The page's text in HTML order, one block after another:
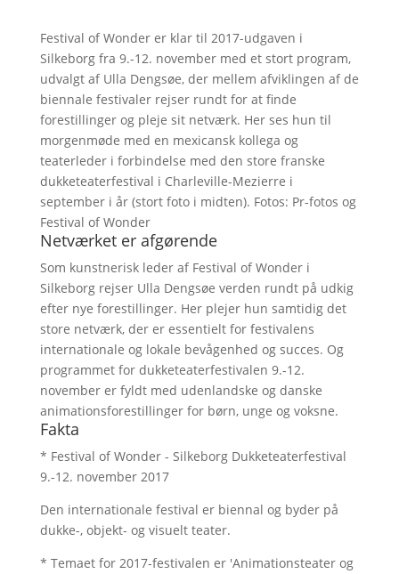
Festival of Wonder er klar til 2017-udgaven i
Silkeborg fra 9.-12. november med et stort program,
udvalgt af Ulla Dengsøe, der mellem afviklingen af de
biennale festivaler rejser rundt for at finde
forestillinger og pleje sit netværk. Her ses hun til
morgenmøde med en mexicansk kollega og
teaterleder i forbindelse med den store franske
dukketeaterfestival i Charleville-Mezierre i
september i år (stort foto i midten). Fotos: Pr-fotos og
Festival of Wonder
Netværket er afgørende
Som kunstnerisk leder af Festival of Wonder i
Silkeborg rejser Ulla Dengsøe verden rundt på udkig
efter nye forestillinger. Her plejer hun samtidig det
store netværk, der er essentielt for festivalens
internationale og lokale bevågenhed og succes. Og
programmet for dukketeaterfestivalen 9.-12.
november er fyldt med udenlandske og danske
animationsforestillinger for børn, unge og voksne.
Fakta
* Festival of Wonder - Silkeborg Dukketeaterfestival
9.-12. november 2017
Den internationale festival er biennal og byder på
dukke-, objekt- og visuelt teater.
* Temaet for 2017-festivalen er 'Animationsteater og